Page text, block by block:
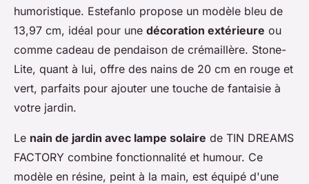
humoristique. Estefanlo propose un modèle bleu de
13,97 cm, idéal pour une décoration extérieure ou
comme cadeau de pendaison de crémaillère. Stone-
Lite, quant à lui, offre des nains de 20 cm en rouge et
vert, parfaits pour ajouter une touche de fantaisie à
votre jardin.
Le nain de jardin avec lampe solaire de TIN DREAMS
FACTORY combine fonctionnalité et humour. Ce
modèle en résine, peint à la main, est équipé d'une